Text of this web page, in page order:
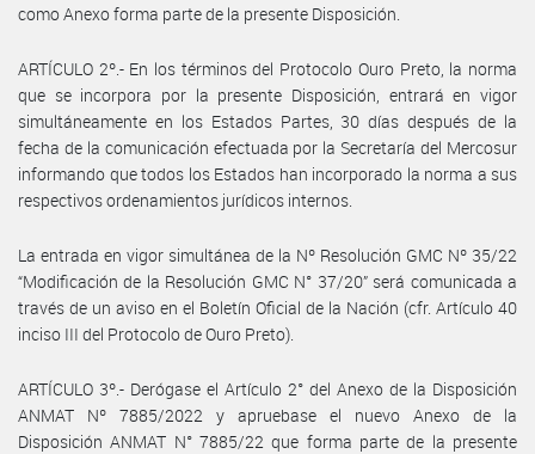
como Anexo forma parte de la presente Disposición.
ARTÍCULO 2º.- En los términos del Protocolo Ouro Preto, la norma
que se incorpora por la presente Disposición, entrará en vigor
simultáneamente en los Estados Partes, 30 días después de la
fecha de la comunicación efectuada por la Secretaría del Mercosur
informando que todos los Estados han incorporado la norma a sus
respectivos ordenamientos jurídicos internos.
La entrada en vigor simultánea de la Nº Resolución GMC Nº 35/22
“Modificación de la Resolución GMC N° 37/20” será comunicada a
través de un aviso en el Boletín Oficial de la Nación (cfr. Artículo 40
inciso III del Protocolo de Ouro Preto).
ARTÍCULO 3º.- Derógase el Artículo 2° del Anexo de la Disposición
ANMAT Nº 7885/2022 y apruebase el nuevo Anexo de la
Disposición ANMAT N° 7885/22 que forma parte de la presente